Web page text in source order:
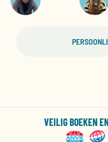
VEILIG BOEKEN